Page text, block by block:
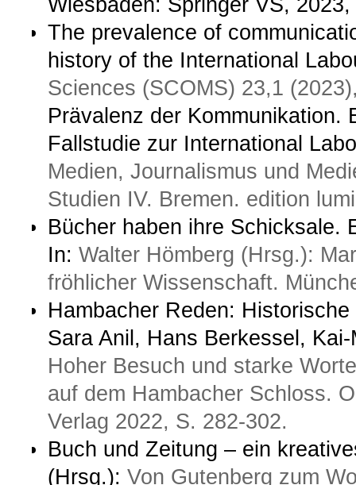
Wiesbaden: Springer VS,
The prevalence of
history of the International
Sciences (SCOMS) 23,1
Prävalenz der Kommunikation.
Fallstudie zur International
Medien, Journalismus und
Studien IV. Bremen. edition
Bücher haben ihre Schicksale.
In: Walter Hömberg (Hrsg.):
fröhlicher Wissenschaft.
Hambacher Reden:
Sara Anil, Hans Berkessel,
Hoher Besuch und starke
auf dem Hambacher Schloss.
Verlag 2022, S. 282-302.
Buch und Zeitung – ein
(Hrsg.): Von Gutenberg zum